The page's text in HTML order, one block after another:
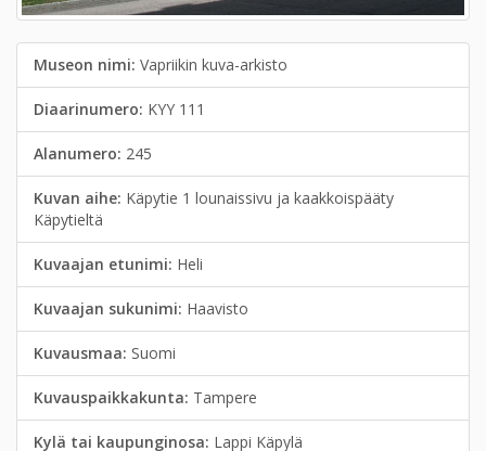
Museon nimi: Vapriikin kuva-arkisto
Diaarinumero: KYY 111
Alanumero: 245
Kuvan aihe: Käpytie 1 lounaissivu ja kaakkoispääty
Käpytieltä
Kuvaajan etunimi: Heli
Kuvaajan sukunimi: Haavisto
Kuvausmaa: Suomi
Kuvauspaikkakunta: Tampere
Kylä tai kaupunginosa: Lappi Käpylä